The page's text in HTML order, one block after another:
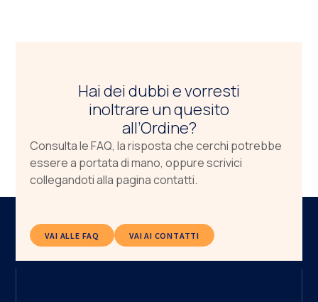
Hai dei dubbi e vorresti
inoltrare un quesito
all’Ordine?
Consulta le FAQ, la risposta che cerchi potrebbe
essere a portata di mano, oppure scrivici
collegandoti alla pagina contatti.
VAI ALLE FAQ VAI AI CONTATTI